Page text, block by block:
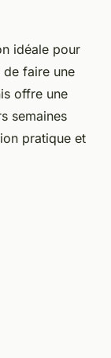
idéale pour
faire une
offre une
semaines
pratique et